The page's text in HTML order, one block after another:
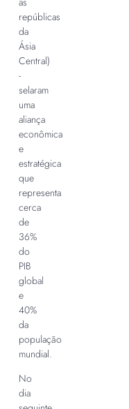
repúblicas
da
Ásia
Central)
-
selaram
uma
aliança
econômica
e
estratégica
que
representa
cerca
de
36%
do
PIB
global
e
40%
da
população
mundial.
No
dia